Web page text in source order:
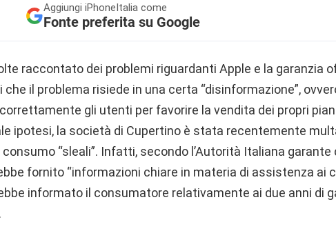
Aggiungi iPhoneItalia come
Fonte preferita su Google
raccontato dei problemi riguardanti Apple e la garanzia
il problema risiede in una certa “disinformazione”,
gli utenti per favorire la vendita dei propri
ipotesi, la società di Cupertino è stata recentemente
“sleali”. Infatti, secondo l’Autorità Italiana garante
fornito “informazioni chiare in materia di assistenza ai
informato il consumatore relativamente ai due anni di